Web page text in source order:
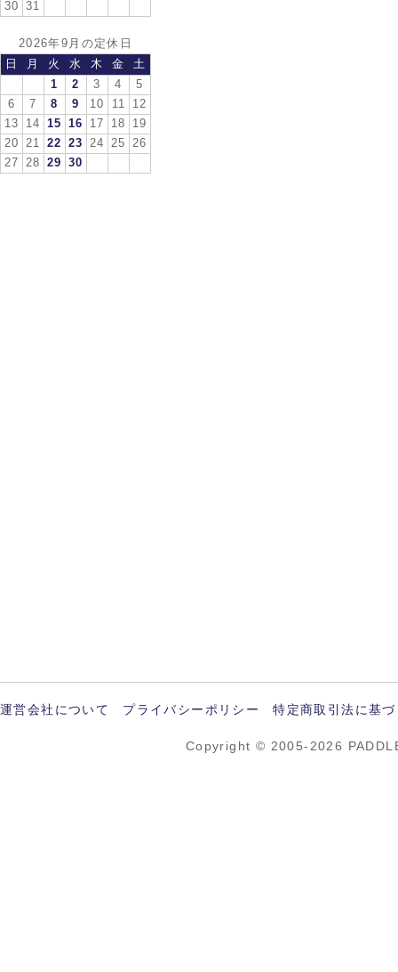
30
31
2026年9月の定休日
日
月 火 水 木 金
土
1
2 3 4
5
6
7 8 9 10 11
12
13
14 15 16 17 18
19
20
21 22 23 24 25
26
27
28 29 30
運営会社について プライバシーポリシー 特定商取引法に基
Copyright © 2005-2026